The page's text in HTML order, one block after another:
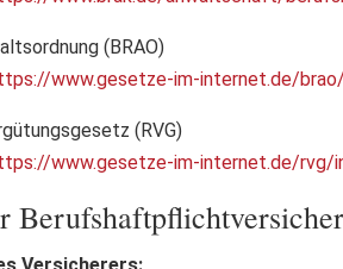
(BRAO)
www.gesetze-im-internet.de/
(RVG)
www.gesetze-im-internet.de/rvg/
Versicherers: